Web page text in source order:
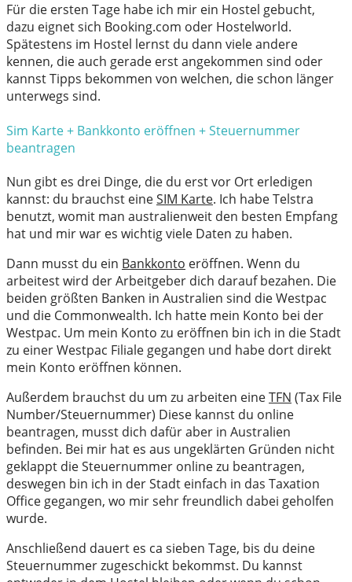
Für die ersten Tage habe ich mir ein Hostel gebucht,
dazu eignet sich Booking.com oder Hostelworld.
Spätestens im Hostel lernst du dann viele andere
kennen, die auch gerade erst angekommen sind oder
kannst Tipps bekommen von welchen, die schon länger
unterwegs sind.
Sim Karte + Bankkonto eröffnen + Steuernummer
beantragen
Nun gibt es drei Dinge, die du erst vor Ort erledigen
kannst: du brauchst eineSIM Karte. Ich habe Telstra
benutzt, womit man australienweit den besten Empfang
hat und mir war es wichtig viele Daten zu haben.
Dann musst du ein Bankkonto eröffnen. Wenn du
arbeitest wird der Arbeitgeber dich darauf bezahen. Die
beiden größten Banken in Australien sind die Westpac
und die Commonwealth. Ich hatte mein Konto bei der
Westpac. Um mein Konto zu eröffnen bin ich in die Stadt
zu einer Westpac Filiale gegangen und habe dort direkt
mein Konto eröffnen können.
Außerdem brauchst du um zu arbeiten eineTFN (Tax File
Number/Steuernummer) Diese kannst du online
beantragen, musst dich dafür aber in Australien
befinden. Bei mir hat es aus ungeklärten Gründen nicht
geklappt die Steuernummer online zu beantragen,
deswegen bin ich in der Stadt einfach in das Taxation
Office gegangen, wo mir sehr freundlich dabei geholfen
wurde.
Anschließend dauert es ca sieben Tage, bis du deine
Steuernummer zugeschickt bekommst. Du kannst